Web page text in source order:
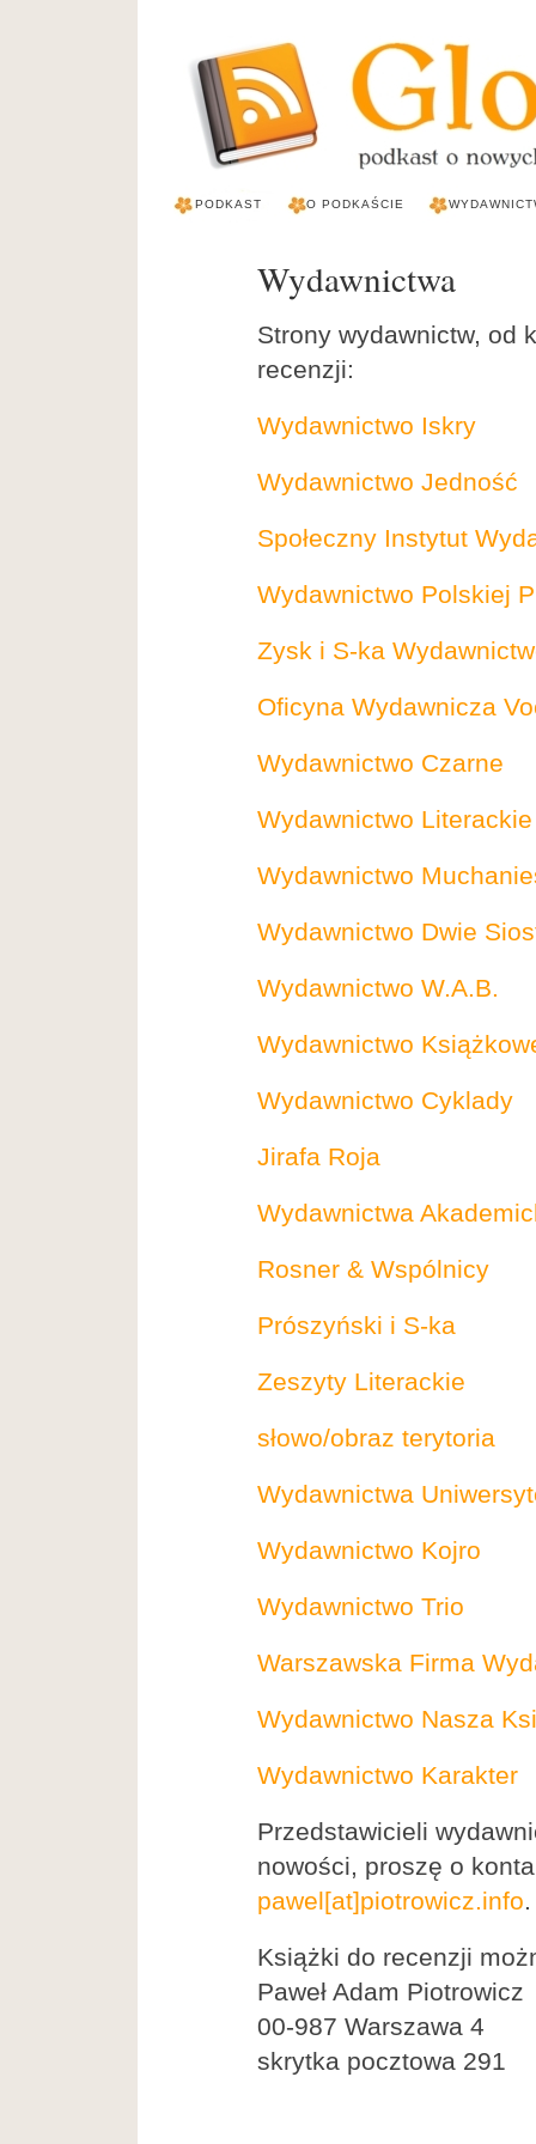
PODKAST O PODKAŚCIE
Wydawnictwa
Strony wydawnictw, od
recenzji:
Wydawnictwo Iskry
Wydawnictwo Jedność
Społeczny Instytut
Wydawnictwo Polskiej
Zysk i S-ka
Oficyna Wydawnicza
Wydawnictwo Czarne
Wydawnictwo Literackie
Wydawnictwo
Wydawnictwo Dwie
Wydawnictwo W.A.B.
Wydawnictwo
Wydawnictwo Cyklady
Jirafa Roja
Wydawnictwa
Rosner & Wspólnicy
Prószyński i S-ka
Zeszyty Literackie
słowo/obraz terytoria
Wydawnictwa
Wydawnictwo Kojro
Wydawnictwo Trio
Warszawska Firma
Wydawnictwo Nasza
Wydawnictwo Karakter
Przedstawicieli
nowości, proszę o
pawel[at]piotrowicz.info.
Książki do recenzji
Paweł Adam Piotrowicz
00-987 Warszawa 4
skrytka pocztowa 291